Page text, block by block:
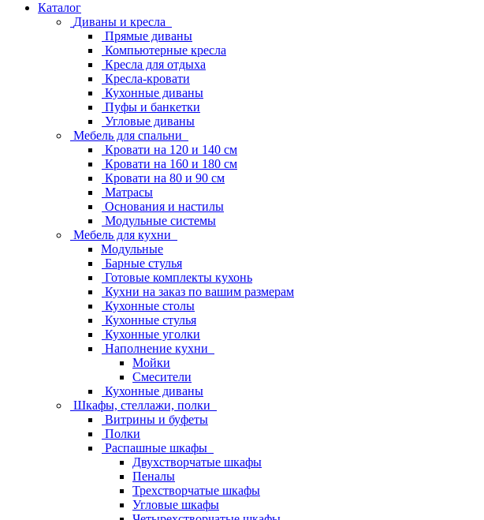
Каталог
Диваны и кресла
Прямые диваны
Компьютерные кресла
Кресла для отдыха
Кресла-кровати
Кухонные диваны
Пуфы и банкетки
Угловые диваны
Мебель для спальни
Кровати на 120 и 140 см
Кровати на 160 и 180 см
Кровати на 80 и 90 см
Матрасы
Основания и настилы
Модульные системы
Мебель для кухни
Модульные
Барные стулья
Готовые комплекты кухонь
Кухни на заказ по вашим размерам
Кухонные столы
Кухонные стулья
Кухонные уголки
Наполнение кухни
Мойки
Смесители
Кухонные диваны
Шкафы, стеллажи, полки
Витрины и буфеты
Полки
Распашные шкафы
Двухстворчатые шкафы
Пеналы
Трехстворчатые шкафы
Угловые шкафы